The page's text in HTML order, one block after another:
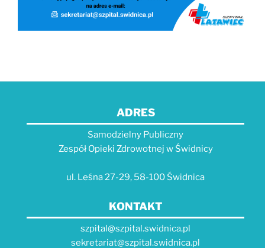
ADRES
Samodzielny Publiczny
Zespół Opieki Zdrowotnej w Świdnicy
ul. Leśna 27-29, 58-100 Świdnica
KONTAKT
szpital@szpital.swidnica.pl
sekretariat@szpital.swidnica.pl